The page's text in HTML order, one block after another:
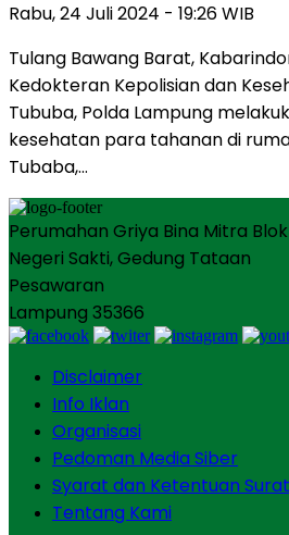
Rabu, 24 Juli 2024 - 19:26 WIB
Tulang Bawang Barat,
Kedokteran Kepolisian dan
Tububa, Polda Lampung
kesehatan para tahanan di
Tubaba,…
Perumahan Griya Bina Mitra Blok
Negeri Sakti, Gedung Tataan
Pesawaran
Lampung 35366
Disclaimer
Info Iklan
Organisasi
Pedoman Media Siber
Syarat dan Ketentuan
Tentang Kami